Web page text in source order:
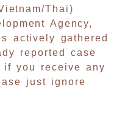
Thai)
Agency,
actively gathered
reported case
you receive any
just ignore